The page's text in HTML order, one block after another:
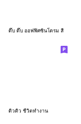
ดึ๊บ ดึ๊บ ออฟฟิศซินโดรม สี่
ดิวดิว ชีวิตทำงาน